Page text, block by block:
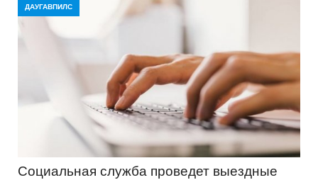
ДАУГАВПИЛС
Социальная служба проведет выездные